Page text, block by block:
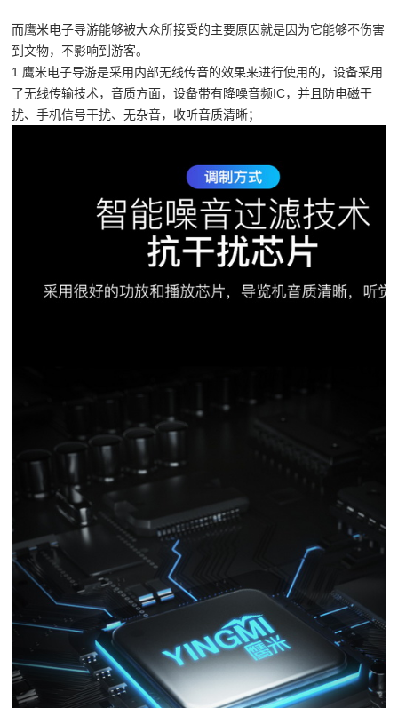
而鹰米电子导游能够被大众所接受的主要原因就是因为它能够不伤害
到文物，不影响到游客。
1.鹰米电子导游是采用内部无线传音的效果来进行使用的，设备采用
了无线传输技术，音质方面，设备带有降噪音频IC，并且防电磁干
扰、手机信号干扰、无杂音，收听音质清晰；